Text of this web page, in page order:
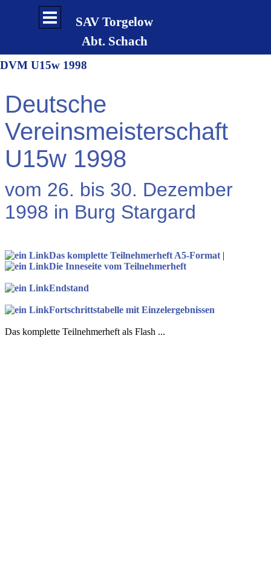
Direkt zum Seiteninhalt
SAV Torgelow
Abt. Schach
Menü überspringen
DVM U15w 1998
Deutsche
Vereinsmeisterschaft
U15w 1998
vom 26. bis 30. Dezember
1998 in Burg Stargard
Das komplette Teilnehmerheft A5-Format |
Die Inneseite vom Teilnehmerheft
Endstand
Fortschrittstabelle mit Einzelergebnissen
Das komplette Teilnehmerheft als Flash ...